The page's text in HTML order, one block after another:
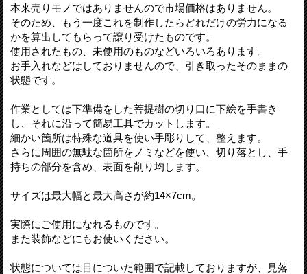
本来売りモノではありませんので市場価格はありません。
そのため、もう一度これを制作したらどれだけの労力になる
かを算出してもらって譲り受けたものです。
使用されたもの、未使用のものなどいろいろあります。
お手入れなどはしておりませんので、引き取ったそのままの
状態です。
作業としては下準備をした菩提樹の切り口に下絵を手書き
し、それに沿って簡易工具でカットします。
細かい箇所は特殊な道具を使い手彫りして、整えます。
さらに周囲の無駄な箇所をノミなどを使い、切り落とし、手
持ちの部分を含め、表面を削り均します。
サイズは最大幅と最大高さが約14×7cm。
実際にご使用になれるものです。
また装飾などにもお使いください。
状態については目についた範囲で記載しておりますが、見落